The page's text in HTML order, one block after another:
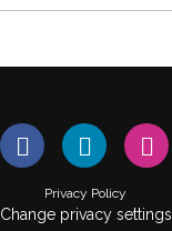
Privacy Policy
Change privacy settings